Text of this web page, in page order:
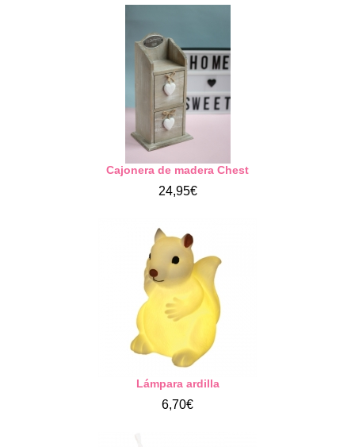
Cajonera de madera Chest
24,95€
Lámpara ardilla
6,70€